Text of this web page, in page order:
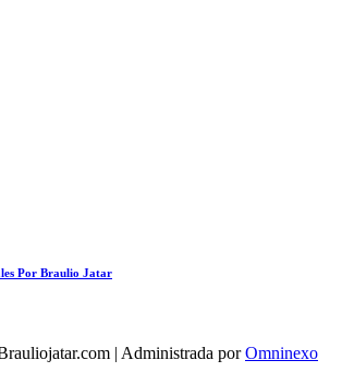
Por Braulio Jatar
| Administrada porOmninexo